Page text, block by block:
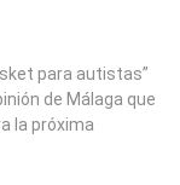
para autistas”
de Málaga que
la próxima